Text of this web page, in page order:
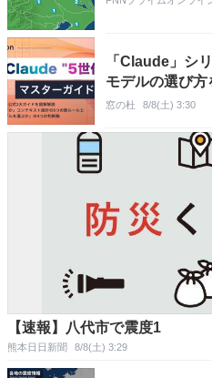
「Claude」シ
モデルの選び
窓の杜 8/8(土) 3:30
【速報】八代市で震度1
熊本日日新聞 8/8(土) 3:29